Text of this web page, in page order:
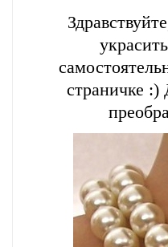
страничке